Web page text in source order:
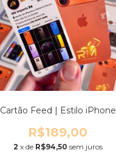
Cartão Feed | Estilo iPhone
R$189,00
2 x de R$94,50 sem juros